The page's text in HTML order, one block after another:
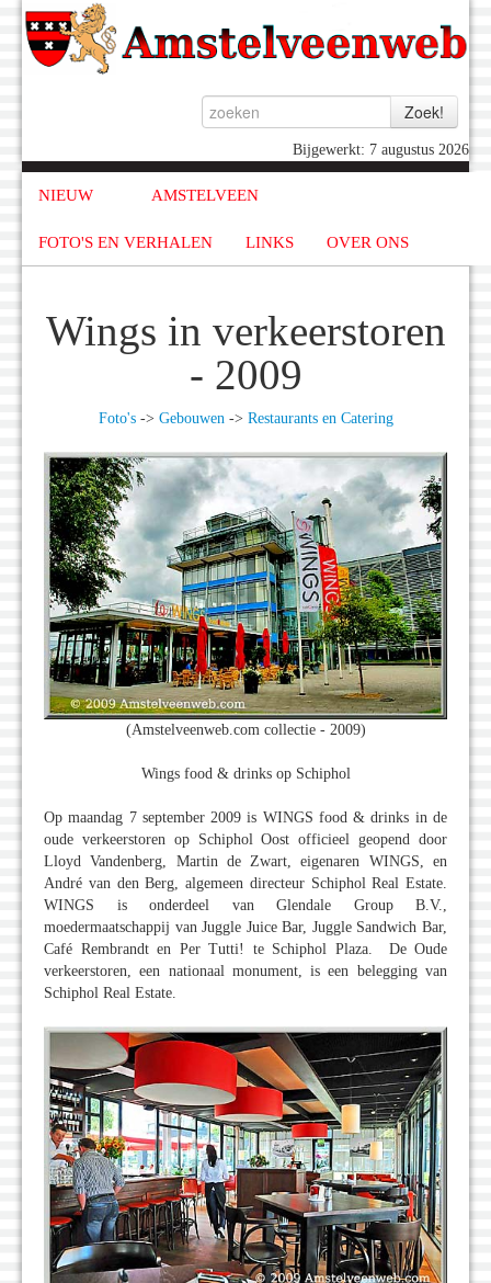
Bijgewerkt: 7 augustus 2026
NIEUW AMSTELVEEN
FOTO'S EN VERHALEN LINKS OVER ONS
Wings in verkeerstoren
- 2009
Foto's-> Gebouwen-> Restaurants en Catering
(Amstelveenweb.com collectie - 2009)
Wings food & drinks op Schiphol
Op maandag 7 september 2009 is WINGS food & drinks in de
oude verkeerstoren op Schiphol Oost officieel geopend door
Lloyd Vandenberg, Martin de Zwart, eigenaren WINGS, en
André van den Berg, algemeen directeur Schiphol Real Estate.
WINGS is onderdeel van Glendale Group B.V.,
moedermaatschappij van Juggle Juice Bar, Juggle Sandwich Bar,
Café Rembrandt en Per Tutti! te Schiphol Plaza. De Oude
verkeerstoren, een nationaal monument, is een belegging van
Schiphol Real Estate.